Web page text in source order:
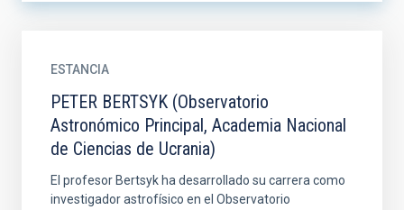
ESTANCIA
PETER BERTSYK (Observatorio
Astronómico Principal, Academia Nacional
de Ciencias de Ucrania)
El profesor Bertsyk ha desarrollado su carrera como
investigador astrofísico en el Observatorio